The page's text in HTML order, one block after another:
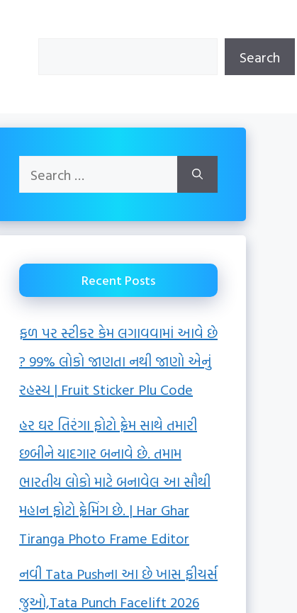
Search
Search
for:
Recent Posts
ફળ પર સ્ટીકર કેમ લગાવવામાં આવે છે
? 99% લોકો જાણતા નથી જાણો એનું
રહસ્ય | Fruit Sticker Plu Code
હર ઘર તિરંગા ફોટો ફ્રેમ સાથે તમારી
છબીને યાદગાર બનાવે છે. તમામ
ભારતીય લોકો માટે બનાવેલ આ સૌથી
મહાન ફોટો ફ્રેમિંગ છે. | Har Ghar
Tiranga Photo Frame Editor
નવી Tata Pushના આ છે ખાસ ફીચર્સ
જુઓ,Tata Punch Facelift 2026